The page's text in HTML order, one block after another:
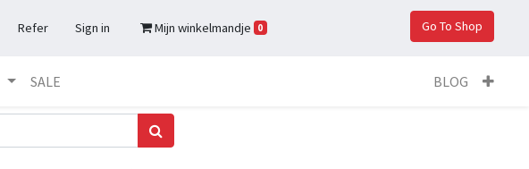
Refer Sign in Mijn winkelmandje 0 Go To Shop
SALE BLOG